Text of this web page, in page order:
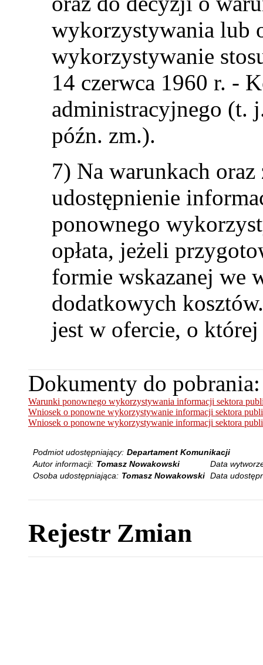
wykorzystywania lub
wykorzystywanie
14 czerwca 1960 r. -
administracyjnego (t.
późn. zm.).
7) Na warunkach
udostępnienie
ponownego
opłata, jeżeli
formie wskazanej we
dodatkowych
jest w ofercie, o
Dokumenty do pobrania:
Warunki ponownego wykorzystywania informacji sektora
Wniosek o ponowne wykorzystywanie informacji sektora
Wniosek o ponowne wykorzystywanie informacji sektora
Podmiot udostępniający: Departament Komunikacji
Autor informacji: Tomasz Nowakowski
Data
Osoba udostępniająca: Tomasz Nowakowski Data
Rejestr Zmian